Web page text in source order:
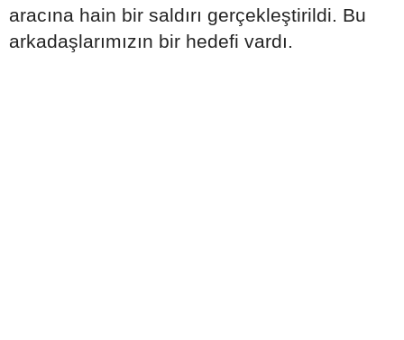
aracına hain bir saldırı gerçekleştirildi. Bu
arkadaşlarımızın bir hedefi vardı.